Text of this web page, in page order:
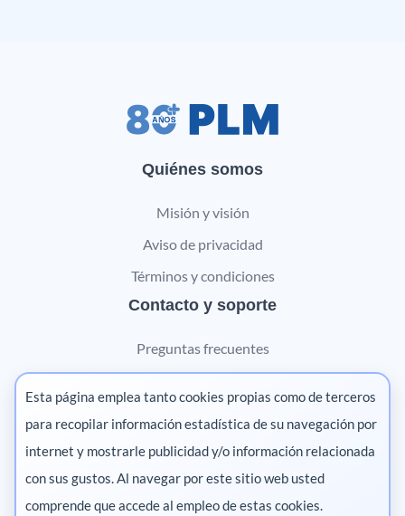
Quiénes somos
Misión y visión
Aviso de privacidad
Términos y condiciones
Contacto y soporte
Preguntas frecuentes
Contáctanos
Marketing digital
Pharma
Esta página emplea tanto cookies propias como de terceros
para recopilar información estadística de su navegación por
internet y mostrarle publicidad y/o información relacionada
con sus gustos. Al navegar por este sitio web usted
comprende que accede al empleo de estas cookies.